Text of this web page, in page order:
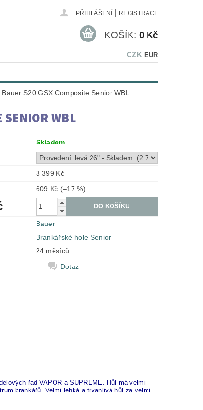
PŘIHLÁŠENÍ REGISTRACE
CZK EUR
KOŠÍK: 0 Kč
S20 GSX Composite Senior WBL
SENIOR WBL
Skladem
3 399 Kč
609 Kč (–17 %)
Bauer
Brankářské hole Senior
24 měsíců
Dotaz
řad VAPOR a SUPREME. Hůl má velmi
brankářů. Velmi lehká a trvanlivá hůl za velmi